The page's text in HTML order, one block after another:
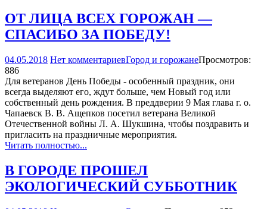
ОТ ЛИЦА ВСЕХ ГОРОЖАН —
СПАСИБО ЗА ПОБЕДУ!
04.05.2018 Нет комментариевГород и горожанеПросмотров:
886
Для ветеранов День Победы - особенный праздник, они
всегда выделяют его, ждут больше, чем Новый год или
собственный день рождения. В преддверии 9 Мая глава г. о.
Чапаевск В. В. Ащепков посетил ветерана Великой
Отечественной войны Л. А. Шукшина, чтобы поздравить и
пригласить на праздничные мероприятия.
Читать полностью...
В ГОРОДЕ ПРОШЕЛ
ЭКОЛОГИЧЕСКИЙ СУББОТНИК